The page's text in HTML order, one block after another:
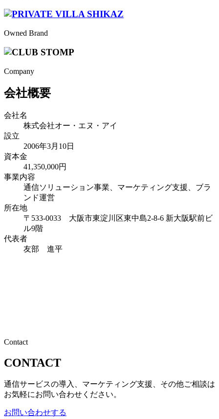
Owned Brand
Company
会社概要
会社名
株式会社オー・エヌ・アイ
設立
2006年3月10日
資本金
41,350,000円
事業内容
通信ソリューション事業、マーケティング支援、ブラ
ンド運営
所在地
〒533-0033 大阪市東淀川区東中島2-8-6 新大阪駅前ビ
ル9階
代表者
友部 進平
Contact
CONTACT
通信サービスの導入、マーケティング支援、その他ご相談は
お気軽にお問い合わせください。
お問い合わせする